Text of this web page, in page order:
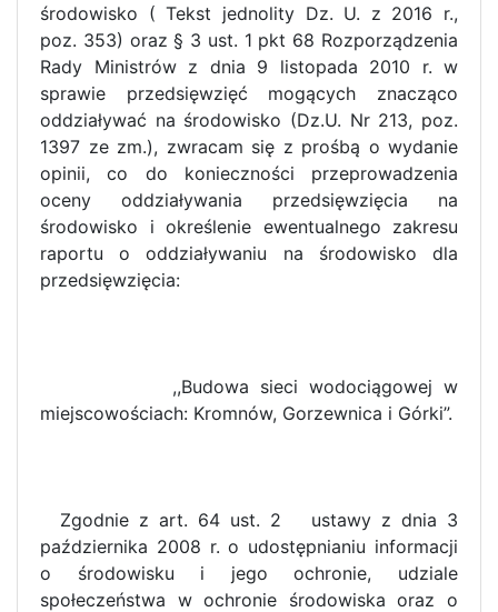
środowisko ( Tekst jednolity Dz. U. z 2016 r.,
poz. 353) oraz § 3 ust. 1 pkt 68 Rozporządzenia
Rady Ministrów z dnia 9 listopada 2010 r. w
sprawie przedsięwzięć mogących znacząco
oddziaływać na środowisko (Dz.U. Nr 213, poz.
1397 ze zm.), zwracam się z prośbą o wydanie
opinii, co do konieczności przeprowadzenia
oceny oddziaływania przedsięwzięcia na
środowisko i określenie ewentualnego zakresu
raportu o oddziaływaniu na środowisko dla
przedsięwzięcia:
,,Budowa sieci wodociągowej w
miejscowościach: Kromnów, Gorzewnica i Górki”.
Zgodnie z art. 64 ust. 2 ustawy z dnia 3
października 2008 r. o udostępnianiu informacji
o środowisku i jego ochronie, udziale
społeczeństwa w ochronie środowiska oraz o